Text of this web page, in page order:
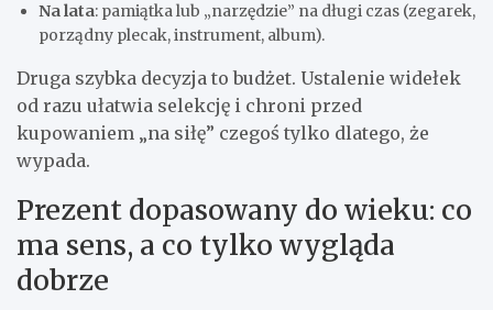
Na lata: pamiątka lub „narzędzie” na długi czas (zegarek,
porządny plecak, instrument, album).
Druga szybka decyzja to budżet. Ustalenie widełek
od razu ułatwia selekcję i chroni przed
kupowaniem „na siłę” czegoś tylko dlatego, że
wypada.
Prezent dopasowany do wieku: co
ma sens, a co tylko wygląda
dobrze